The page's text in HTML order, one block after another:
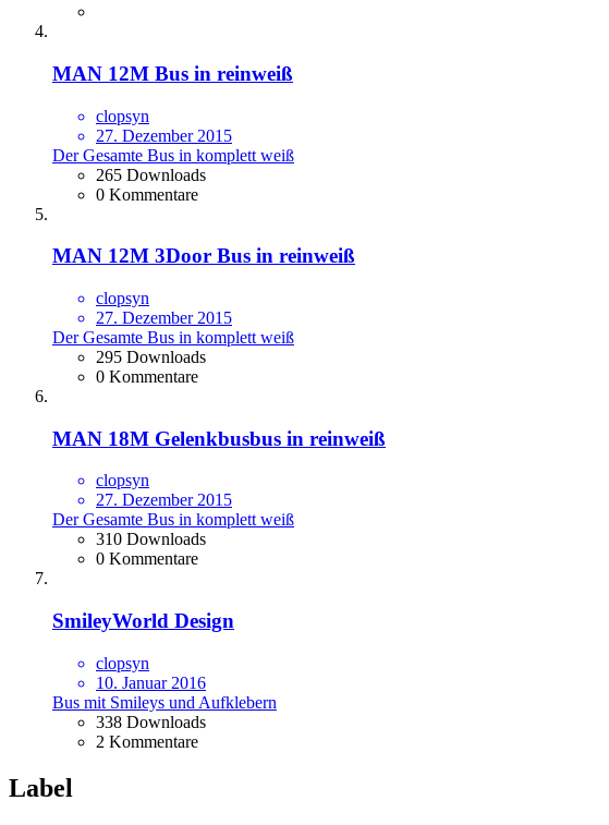
MAN 12M Bus in reinweiß
clopsyn
27. Dezember 2015
Der Gesamte Bus in komplett weiß
265 Downloads
0 Kommentare
MAN 12M 3Door Bus in reinweiß
clopsyn
27. Dezember 2015
Der Gesamte Bus in komplett weiß
295 Downloads
0 Kommentare
MAN 18M Gelenkbusbus in reinweiß
clopsyn
27. Dezember 2015
Der Gesamte Bus in komplett weiß
310 Downloads
0 Kommentare
SmileyWorld Design
clopsyn
10. Januar 2016
Bus mit Smileys und Aufklebern
338 Downloads
2 Kommentare
Label